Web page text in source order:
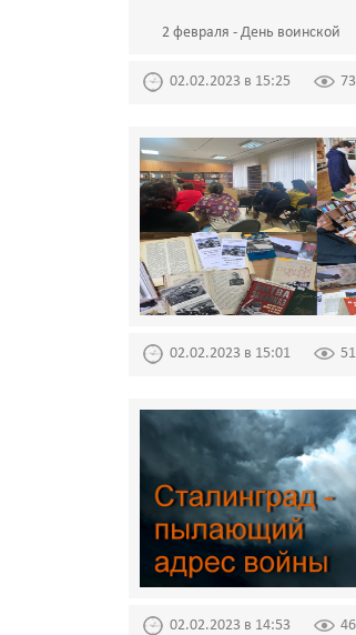
2 февраля - День воинской
02.02.2023 в 15:25
02.02.2023 в 15:01
02.02.2023 в 14:53